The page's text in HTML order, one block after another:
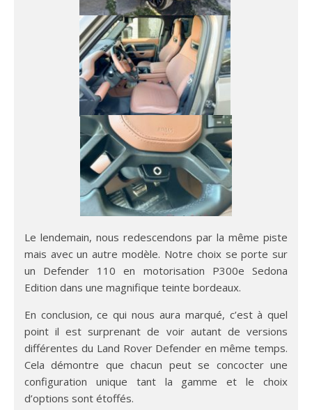
Le lendemain, nous redescendons par la même piste
mais avec un autre modèle. Notre choix se porte sur
un Defender 110 en motorisation P300e Sedona
Edition dans une magnifique teinte bordeaux.
En conclusion, ce qui nous aura marqué, c’est à quel
point il est surprenant de voir autant de versions
différentes du Land Rover Defender en même temps.
Cela démontre que chacun peut se concocter une
configuration unique tant la gamme et le choix
d’options sont étoffés.